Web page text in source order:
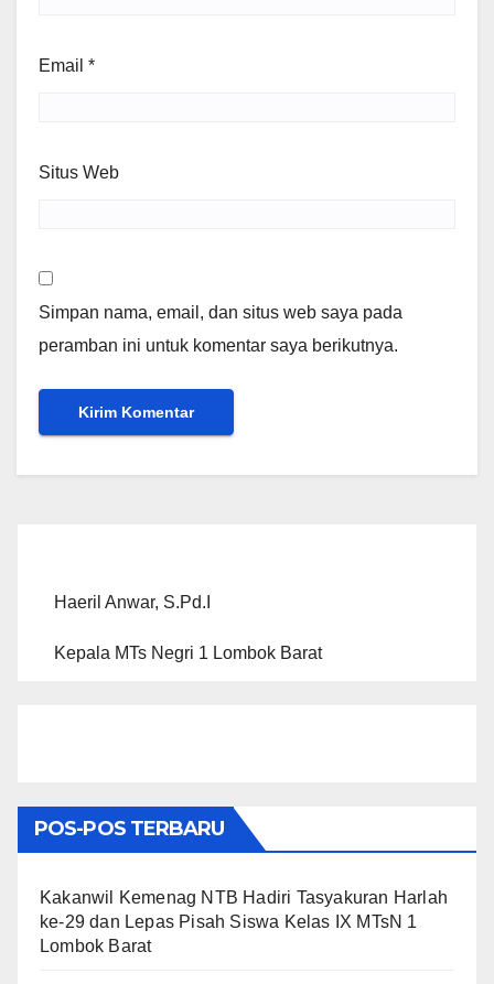
Email *
Situs Web
Simpan nama, email, dan situs web saya pada
peramban ini untuk komentar saya berikutnya.
Haeril Anwar, S.Pd.I
Kepala MTs Negri 1 Lombok Barat
POS-POS TERBARU
Kakanwil Kemenag NTB Hadiri Tasyakuran Harlah
ke-29 dan Lepas Pisah Siswa Kelas IX MTsN 1
Lombok Barat